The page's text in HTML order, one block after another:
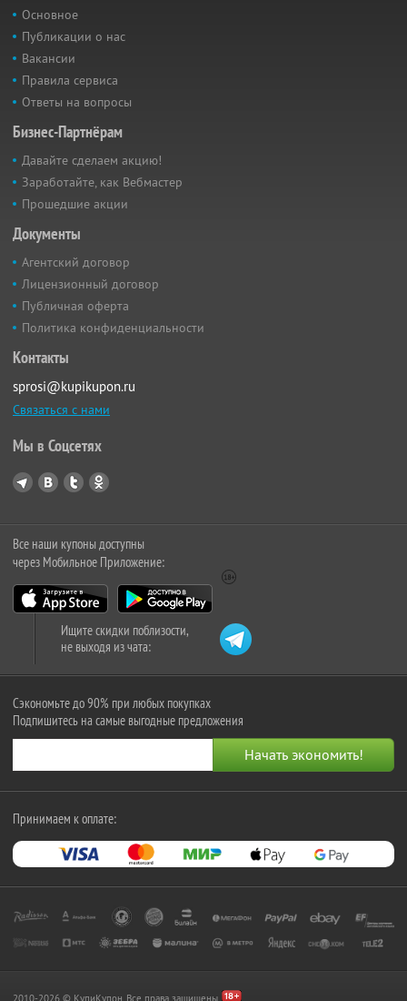
Основное
Публикации о нас
Вакансии
Правила сервиса
Ответы на вопросы
Бизнес-Партнёрам
Давайте сделаем акцию!
Заработайте, как Вебмастер
Прошедшие акции
Документы
Агентский договор
Лицензионный договор
Публичная оферта
Политика конфиденциальности
Контакты
sprosi@kupikupon.ru
Связаться с нами
Мы в Соцсетях
Все наши купоны доступны
через Мобильное Приложение:
Ищите скидки поблизости,
не выходя из чата:
Сэкономьте до 90% при любых покупках
Подпишитесь на самые выгодные предложения
Принимаем к оплате:
2010-2026 © КупиКупон. Все права защищены.